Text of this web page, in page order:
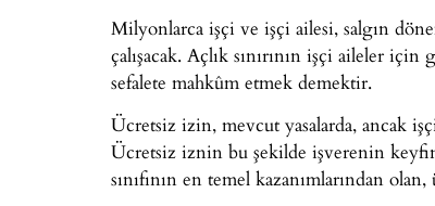
Milyonlarca işçi ve işçi ailesi, salgın
çalışacak. Açlık sınırının işçi aileler
sefalete mahkûm etmek demektir.
Ücretsiz izin, mevcut yasalarda, ancak
Ücretsiz iznin bu şekilde işverenin
sınıfının en temel kazanımlarından